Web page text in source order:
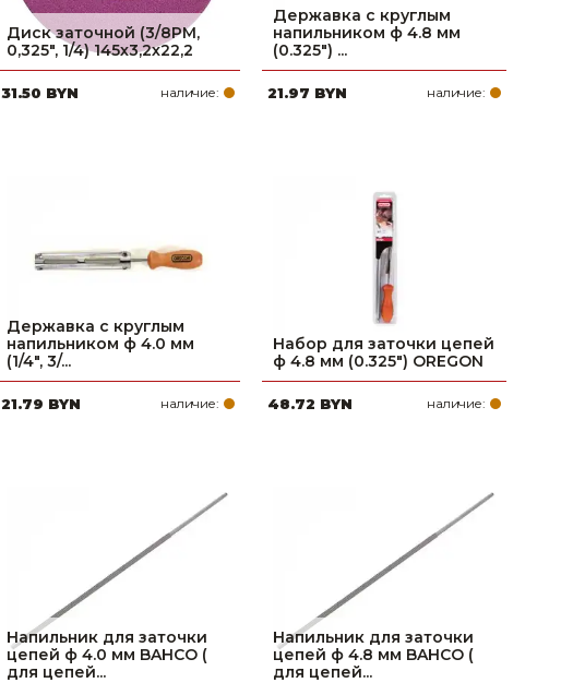
Диск заточной (3/8РМ,
0,325", 1/4) 145х3,2х22,2
31.50 BYN наличие:
Державка с круглым
напильником ф 4.8 мм
(0.325") ...
21.97 BYN наличие:
Державка с круглым
напильником ф 4.0 мм
(1/4", 3/...
21.79 BYN наличие:
Набор для заточки цепей
ф 4.8 мм (0.325") OREGON
48.72 BYN наличие:
Напильник для заточки
цепей ф 4.0 мм BAHCO (
для цепей...
Напильник для заточки
цепей ф 4.8 мм BAHCO (
для цепей...